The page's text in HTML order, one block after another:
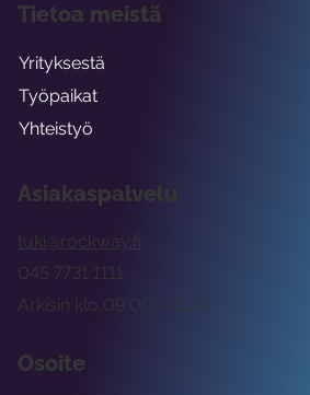
Asiakaspalvelu
tuki@rockway.fi
Arkisin klo 09:00 -15:00
045 7731 1111
Osoite
Tietoa meistä
Yrityksestä
Työpaikat
Yhteistyö